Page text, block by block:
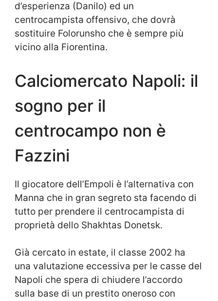
d’esperienza (Danilo) ed un
centrocampista offensivo, che dovrà
sostituire Folorunsho che è sempre più
vicino alla Fiorentina.
Calciomercato Napoli: il
sogno per il
centrocampo non è
Fazzini
Il giocatore dell’Empoli è l’alternativa con
Manna che in gran segreto sta facendo di
tutto per prendere il centrocampista di
proprietà dello Shakhtas Donetsk.
Già cercato in estate, il classe 2002 ha
una valutazione eccessiva per le casse del
Napoli che spera di chiudere l’accordo
sulla base di un prestito oneroso con